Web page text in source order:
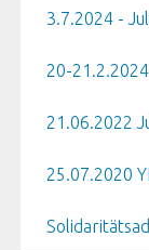
3.7.2024 -
20-
21.06.2022
25.07.2020